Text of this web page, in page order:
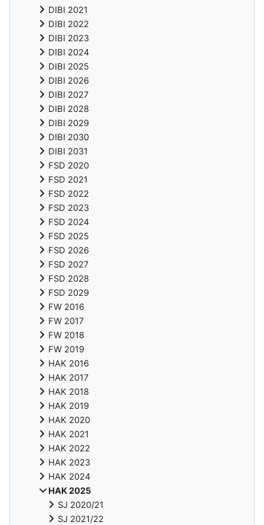
DIBI 2021
DIBI 2022
DIBI 2023
DIBI 2024
DIBI 2025
DIBI 2026
DIBI 2027
DIBI 2028
DIBI 2029
DIBI 2030
DIBI 2031
FSD 2020
FSD 2021
FSD 2022
FSD 2023
FSD 2024
FSD 2025
FSD 2026
FSD 2027
FSD 2028
FSD 2029
FW 2016
FW 2017
FW 2018
FW 2019
HAK 2016
HAK 2017
HAK 2018
HAK 2019
HAK 2020
HAK 2021
HAK 2022
HAK 2023
HAK 2024
HAK 2025
SJ 2020/21
SJ 2021/22